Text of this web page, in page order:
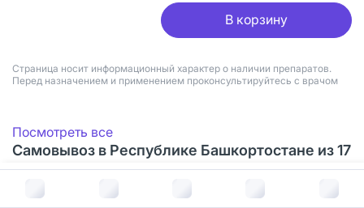
В корзину за
В корзину
Страница носит информационный характер о наличии препаратов.
Перед назначением и применением проконсультируйтесь с врачом
Посмотреть все
Самовывоз в Республике Башкортостане из 17
аптек
Смотреть все аптеки